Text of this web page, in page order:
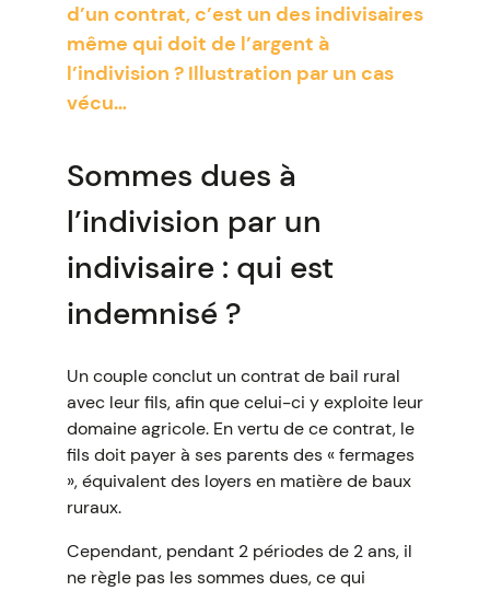
d’un contrat, c’est un des indivisaires
même qui doit de l’argent à
l’indivision ? Illustration par un cas
vécu…
Sommes dues à
l’indivision par un
indivisaire : qui est
indemnisé ?
Un couple conclut un contrat de bail rural
avec leur fils, afin que celui-ci y exploite leur
domaine agricole. En vertu de ce contrat, le
fils doit payer à ses parents des « fermages
», équivalent des loyers en matière de baux
ruraux.
Cependant, pendant 2 périodes de 2 ans, il
ne règle pas les sommes dues, ce qui